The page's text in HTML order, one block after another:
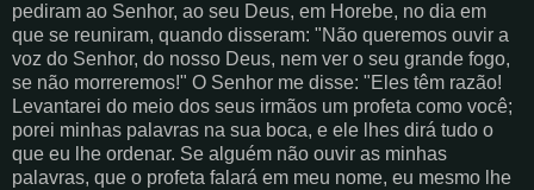
pediram ao Senhor, ao seu Deus, em Horebe, no dia em
que se reuniram, quando disseram: "Não queremos ouvir a
voz do Senhor, do nosso Deus, nem ver o seu grande fogo,
se não morreremos!" O Senhor me disse: "Eles têm razão!
Levantarei do meio dos seus irmãos um profeta como você;
porei minhas palavras na sua boca, e ele lhes dirá tudo o
que eu lhe ordenar. Se alguém não ouvir as minhas
palavras, que o profeta falará em meu nome, eu mesmo lhe